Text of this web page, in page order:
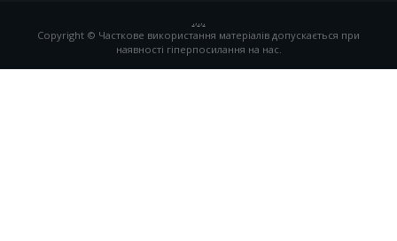
, ,
Copyright © Часткове використання матеріалів допускається при
наявності гіперпосилання на нас.